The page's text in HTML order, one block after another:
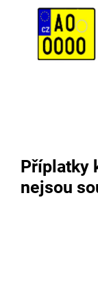
Příplatky
nejsou